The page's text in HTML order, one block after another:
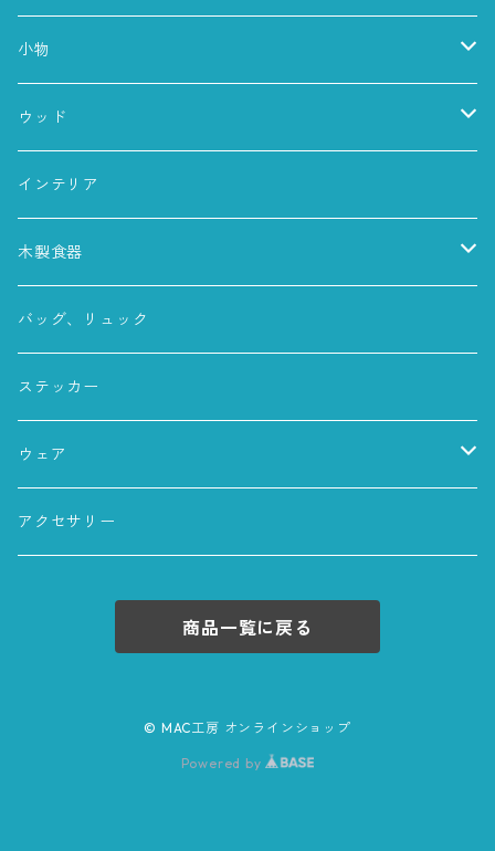
小物
マスク
魚
ポーチ
ウッド
チャーム
インテリア
木製食器
皿
お皿
バッグ、リュック
ステッカー
ウェア
Tシャツ
アクセサリー
商品一覧に戻る
© MAC工房 オンラインショップ
Powered by